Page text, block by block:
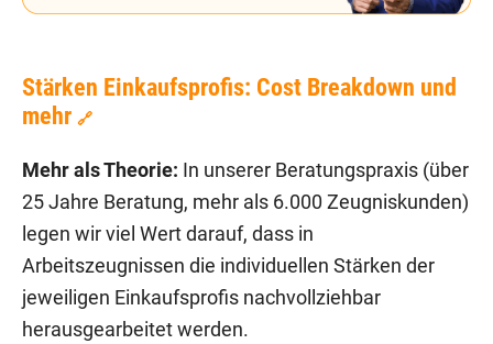
Stärken Einkaufsprofis: Cost Breakdown und
mehr 🔗
Mehr als Theorie: In unserer Beratungspraxis (über
25 Jahre Beratung, mehr als 6.000 Zeugniskunden)
legen wir viel Wert darauf, dass in
Arbeitszeugnissen die individuellen Stärken der
jeweiligen Einkaufsprofis nachvollziehbar
herausgearbeitet werden.